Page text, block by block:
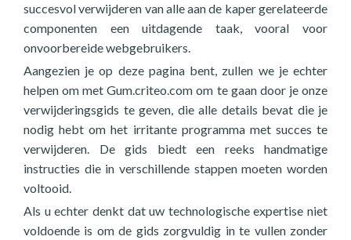
succesvol verwijderen van alle aan de kaper gerelateerde
componenten een uitdagende taak, vooral voor
onvoorbereide webgebruikers.
Aangezien je op deze pagina bent, zullen we je echter
helpen om met Gum.criteo.com om te gaan door je onze
verwijderingsgids te geven, die alle details bevat die je
nodig hebt om het irritante programma met succes te
verwijderen. De gids biedt een reeks handmatige
instructies die in verschillende stappen moeten worden
voltooid.
Als u echter denkt dat uw technologische expertise niet
voldoende is om de gids zorgvuldig in te vullen zonder